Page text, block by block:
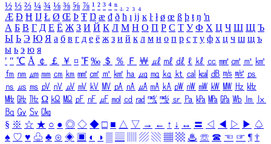
½ ⅓ ⅔ ¼ ¾ ⅛ ⅜ ⅝ ⅞ ¹ ² ³ ⁴ ⁿ ₁ ₂ ₃ ₄
Æ Ð Ħ Ĳ Ł Ø Œ Þ Ŧ Ŋ æ đ ð ħ ı ĳ ĸ ŀ ł ø œ ß þ ŧ ŋ ŉ
А Б В Г Д Е Ё Ж З И Й К Л М Н О П Р С Т У Ф Х Ц Ч Ш Щ Ъ
Ы Ь Э Ю Я а б в г д е ё ж з и й к л м н о п р с т у ф х ц ч ш щ ъ
ы ь э ю я
′ ″ ℃ Å ￠ ￡ ￥ ¤ ℉ ‰ ＄ ％ Ｆ ￦ ㎕ ㎖ ㎗ ℓ ㎘ ㏄ ㎣ ㎤ ㎥ ㎦
㎙ ㎚ ㎛ ㎜ ㎝ ㎞ ㎟ ㎠ ㎡ ㎢ ㏊ ㎍ ㎎ ㎏ ㏏ ㎈ ㎉ ㏈ ㎧ ㎨ ㎰
㎱ ㎲ ㎳ ㎴ ㎵ ㎶ ㎷ ㎸ ㎹ ㎀ ㎁ ㎂ ㎃ ㎄ ㎺ ㎻ ㎽ ㎾ ㎿ ㎐ ㎑
㎒ ㎓ ㎔ Ω ㏀ ㏁ ㎊ ㎋ ㎌ ㏖ ㏅ ㎭ ㎮ ㎯ ㏛ ㎩ ㎪ ㎫ ㎬ ㏝ ㏐
㏓
㏃ ㏉ ㏜ ㏆
§ ※ ☆ ★ ○ ● ◎ ◇ ◆ □ ■ △ ▽ → ← ↑ ↓ ↔ 〓 ◁ ◀ ▷ ▶ ♤
♠ ♡ ♥ ♧ ♣ ⊙ ◈ ▣ ◐ ◑ ▒ ▤ ▨ ▧ ▦ ▩ ♨ ☏ ☎ ☜ ☞ ¶ †